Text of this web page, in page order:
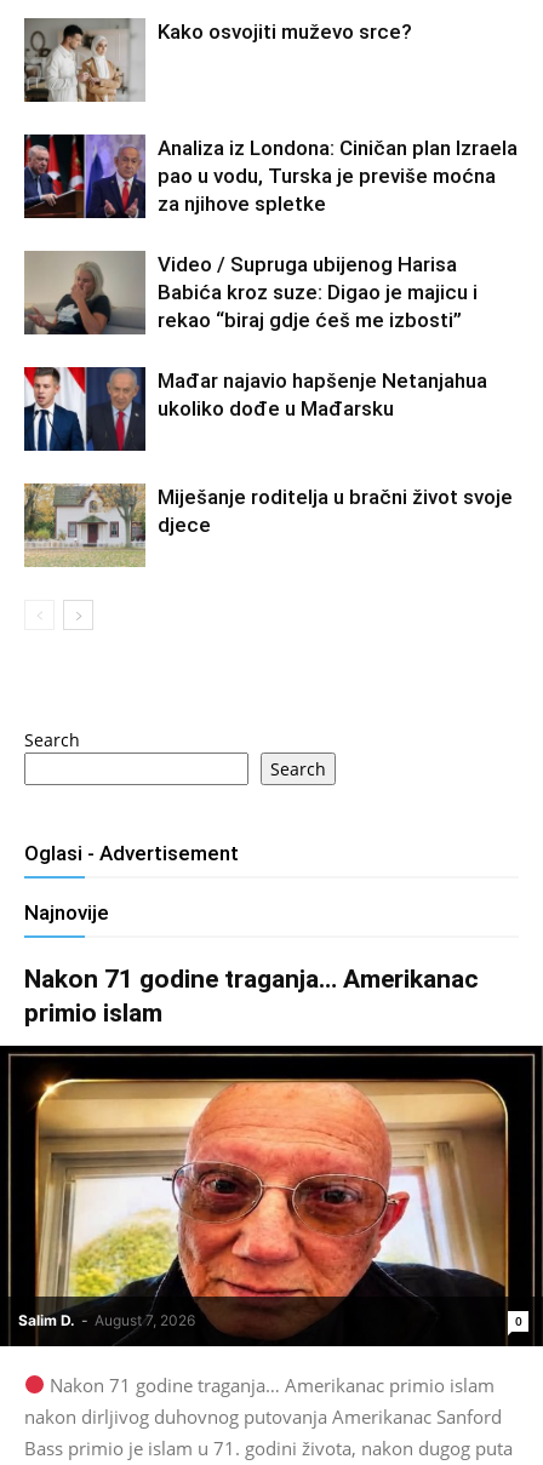
Kako osvojiti muževo srce?
Analiza iz Londona: Ciničan plan Izraela
pao u vodu, Turska je previše moćna
za njihove spletke
Video / Supruga ubijenog Harisa
Babića kroz suze: Digao je majicu i
rekao “biraj gdje ćeš me izbosti”
Mađar najavio hapšenje Netanjahua
ukoliko dođe u Mađarsku
Miješanje roditelja u bračni život svoje
djece
Search
Search
Oglasi - Advertisement
Najnovije
Nakon 71 godine traganja… Amerikanac
primio islam
Salim D. - August 7, 2026 0
Nakon 71 godine traganja… Amerikanac primio islam
nakon dirljivog duhovnog putovanja Amerikanac Sanford
Bass primio je islam u 71. godini života, nakon dugog puta